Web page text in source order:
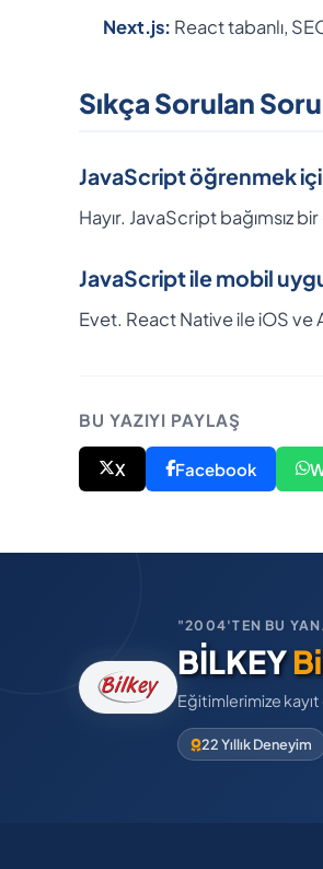
Next.js: React tabanlı,
Sıkça Sorulan
JavaScript öğrenmek
Hayır. JavaScript bağımsız
JavaScript ile mobil
Evet. React Native ile iOS ve
BU YAZIYI PAYLAŞ
X Facebook
"2004'TEN BU
BİLKEY
Eğitimlerimize
22 Yıllık Deneyim